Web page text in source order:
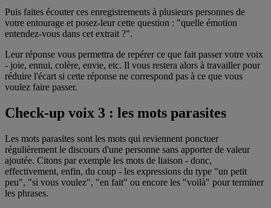
Puis faites écouter ces enregistrements à plusieurs personnes de
votre entourage et posez-leur cette question : "quelle émotion
entendez-vous dans cet extrait ?".
Leur réponse vous permettra de repérer ce que fait passer votre voix
- joie, ennui, colère, envie, etc. Il vous restera alors à travailler pour
réduire l'écart si cette réponse ne correspond pas à ce que vous
voulez faire passer.
Check-up voix 3 : les mots parasites
Les mots parasites sont les mots qui reviennent ponctuer
régulièrement le discours d'une personne sans apporter de valeur
ajoutée. Citons par exemple les mots de liaison - donc,
effectivement, enfin, du coup - les expressions du type "un petit
peu", "si vous voulez", "en fait" ou encore les "voilà" pour terminer
les phrases.